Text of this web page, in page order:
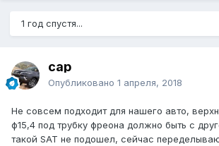
1 год спустя...
cap
Опубликовано 1 апреля, 2018
Не совсем подходит для нашего авто,
ф15,4 под трубку фреона должно быть с
такой SAT не подошел, сейчас